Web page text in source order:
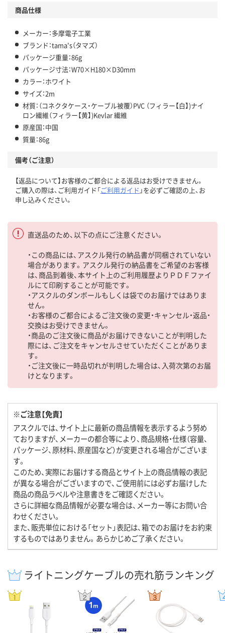
商品仕様
メーカー：多摩電子工業
ブランド：tama's（タマズ）
パッケージ重量：86g
パッケージ寸法：W70×H180×D30mm
カラー：ホワイト
サイズ：2m
材質：（コネクタケース・ケーブル被覆）PVC （フィラー【白】)ナイ
ロン繊維（フィラー【黄】)Kevlar 繊維
原産国：中国
質量：86g
備考（ご注意）
【返品について】お客様のご都合による返品はお受けできません。
ご購入の際は、ご利用ガイド「ご利用ガイド 」を必ずご確認の上、お
申し込みください。
直送品のため、以下の点にご注意ください。
・この商品には、アスクル発行の納品書が同梱されていない
場合があります。アスクル発行の納品書をご希望のお客様
は、商品到着後、本サイト上のご利用履歴よりＰＤＦファイ
ルにて印刷することが可能です。
・アスクルのダンボールもしくは袋でのお届けではありま
せん。
・お客様のご都合によるご注文後の変更・キャンセル・返品・
交換はお受けできません。
・商品のご注文後に商品がお届けできないことが判明した
際には、ご注文をキャンセルさせていただくことがありま
す。
・ご注文後に一時品切れが判明した場合は、入荷次第のお届
けとなります。
※ご注意【免責】
アスクルでは、サイト上に最新の商品情報を表示するよう努め
ておりますが、メーカーの都合等により、商品規格・仕様（容量、
パッケージ、原材料、原産国など）が変更される場合がございま
す。
このため、実際にお届けする商品とサイト上の商品情報の表記
が異なる場合がございますので、ご使用前には必ずお届けした
商品の商品ラベルや注意書きをご確認ください。
さらに詳細な商品情報が必要な場合は、メーカー等にお問い合
わせください。
また、販売単位における「セット」表記は、箱でのお届けをお約束
するものではありません。あらかじめご了承ください。
ライトニングケーブルの売れ筋ランキング